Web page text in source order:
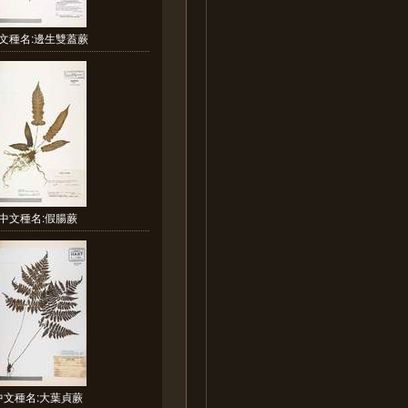
種名:邊生雙蓋蕨
文種名:假腸蕨
文種名:大葉貞蕨